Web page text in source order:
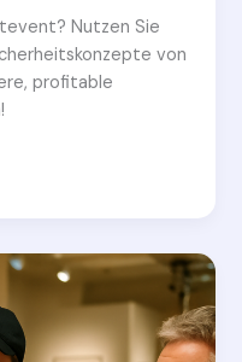
Nutzen Sie
von
profitable